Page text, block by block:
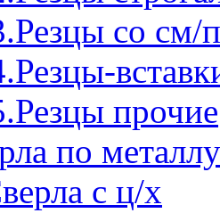
со см/
прочие
по металлу
с ц/х